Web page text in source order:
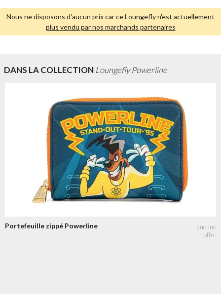
Nous ne disposons d'aucun prix car ce Loungefly n'est actuellement
plus vendu par nos marchands partenaires
DANS LA COLLECTION Loungefly Powerline
Portefeuille zippé Powerline